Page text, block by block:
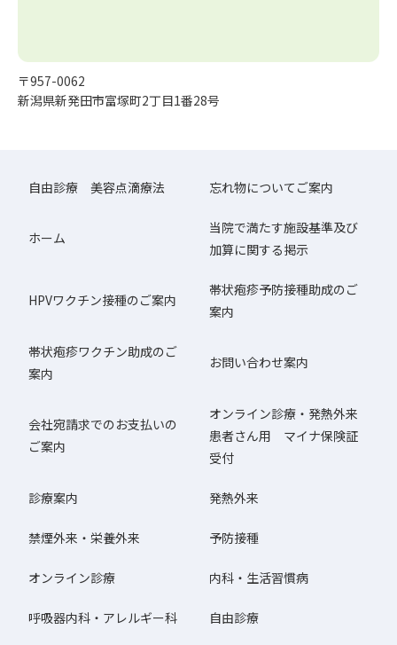
〒957-0062
新潟県新発田市富塚町2丁目1番28号
自由診療 美容点滴療法 忘れ物についてご案内
ホーム
当院で満たす施設基準及び
加算に関する掲示
HPVワクチン接種のご案内
帯状疱疹予防接種助成のご
案内
帯状疱疹ワクチン助成のご
案内
お問い合わせ案内
会社宛請求でのお支払いの
ご案内
オンライン診療・発熱外来
患者さん用 マイナ保険証
受付
診療案内 発熱外来
禁煙外来・栄養外来 予防接種
オンライン診療 内科・生活習慣病
呼吸器内科・アレルギー科 自由診療